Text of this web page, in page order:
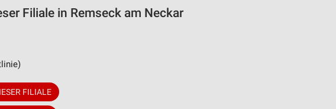
Filiale in Remseck am Neckar
FILIALE